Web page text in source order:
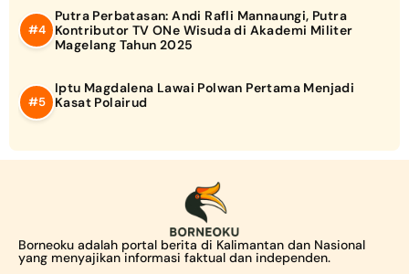
Putra Perbatasan: Andi Rafli Mannaungi, Putra
Kontributor TV ONe Wisuda di Akademi Militer
Magelang Tahun 2025
Iptu Magdalena Lawai Polwan Pertama Menjadi
Kasat Polairud
Borneoku adalah portal berita di Kalimantan dan Nasional
yang menyajikan informasi faktual dan independen.